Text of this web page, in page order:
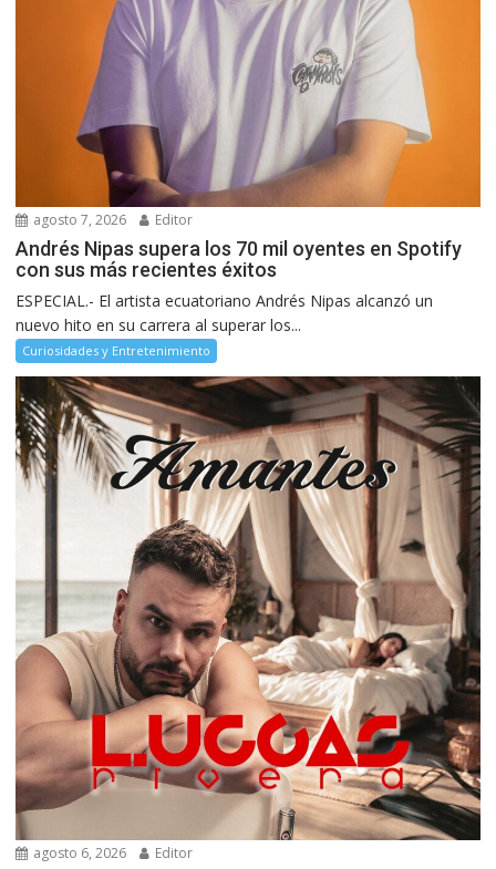
agosto 7, 2026 Editor
Andrés Nipas supera los 70 mil oyentes en Spotify
con sus más recientes éxitos
ESPECIAL.- El artista ecuatoriano Andrés Nipas alcanzó un
nuevo hito en su carrera al superar los...
Curiosidades y Entretenimiento
agosto 6, 2026 Editor